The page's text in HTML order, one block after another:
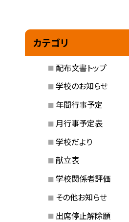
カテゴリ
配布文書トップ
学校のお知らせ
年間行事予定
月行事予定表
学校だより
献立表
学校関係者評価
その他お知らせ
出席停止解除願